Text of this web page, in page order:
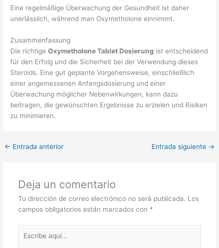
Eine regelmäßige Überwachung der Gesundheit ist daher
unerlässlich, während man Oxymetholone einnimmt.
Zusammenfassung
Die richtigeOxymetholone Tablet Dosierung ist entscheidend
für den Erfolg und die Sicherheit bei der Verwendung dieses
Steroids. Eine gut geplante Vorgehensweise, einschließlich
einer angemessenen Anfangsdosierung und einer
Überwachung möglicher Nebenwirkungen, kann dazu
beitragen, die gewünschten Ergebnisse zu erzielen und Risiken
zu minimieren.
← Entrada anterior Entrada siguiente →
Deja un comentario
Tu dirección de correo electrónico no será publicada. Los
campos obligatorios están marcados con *
aquí...